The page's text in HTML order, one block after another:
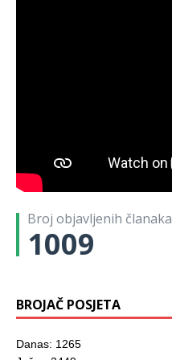
Broj objavljenih članaka
1009
BROJAČ POSJETA
Danas: 1265